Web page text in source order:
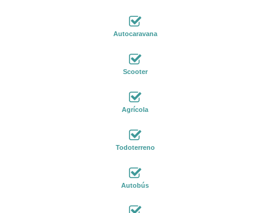
Autocaravana
Scooter
Agrícola
Todoterreno
Autobús